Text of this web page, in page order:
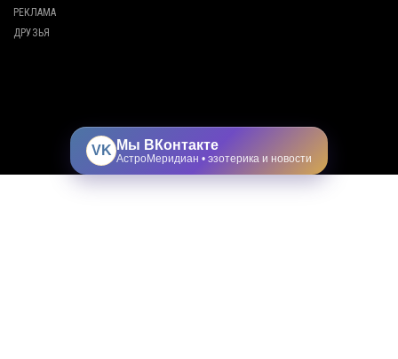
РЕКЛАМА
ДРУЗЬЯ
VK Мы ВКонтакте
АстроМеридиан • эзотерика и новости